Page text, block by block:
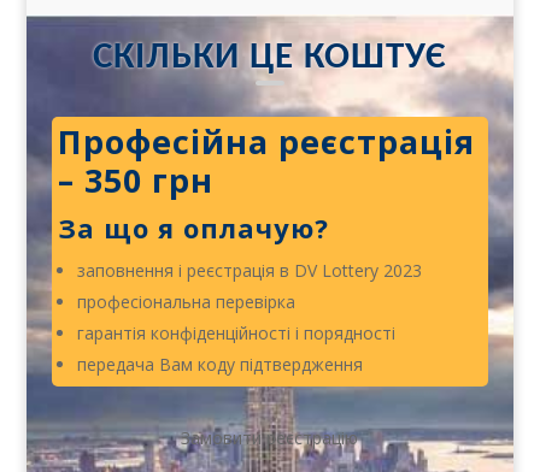
СКІЛЬКИ ЦЕ КОШТУЄ
Професійна реєстрація
– 350 грн
За що я оплачую?
заповнення і реєстрація в DV Lottery 2023
професіональна перевірка
гарантія конфіденційності і порядності
передача Вам коду підтвердження
Замовити реєстрацію